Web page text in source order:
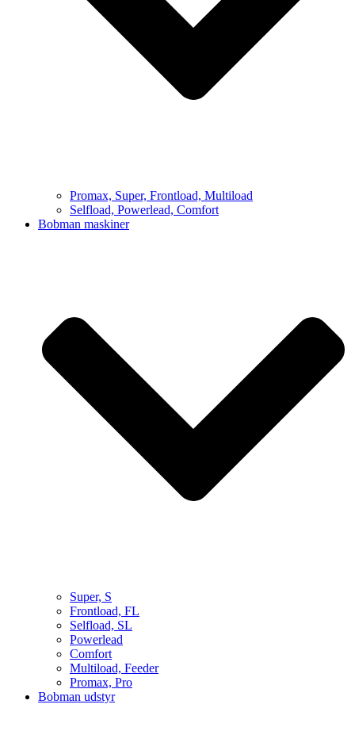
Promax, Super, Frontload, Multiload
Selfload, Powerlead, Comfort
Bobman maskiner
Super, S
Frontload, FL
Selfload, SL
Powerlead
Comfort
Multiload, Feeder
Promax, Pro
Bobman udstyr